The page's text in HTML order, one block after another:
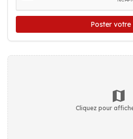
Poster votre
Cliquez pour